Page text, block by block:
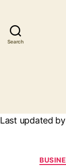
Search
Last updated by